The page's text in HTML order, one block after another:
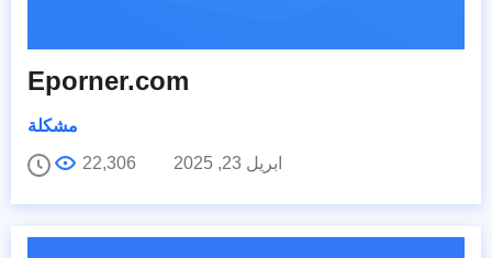
Eporner.com
مشكلة
ابريل 23, 2025
22,306